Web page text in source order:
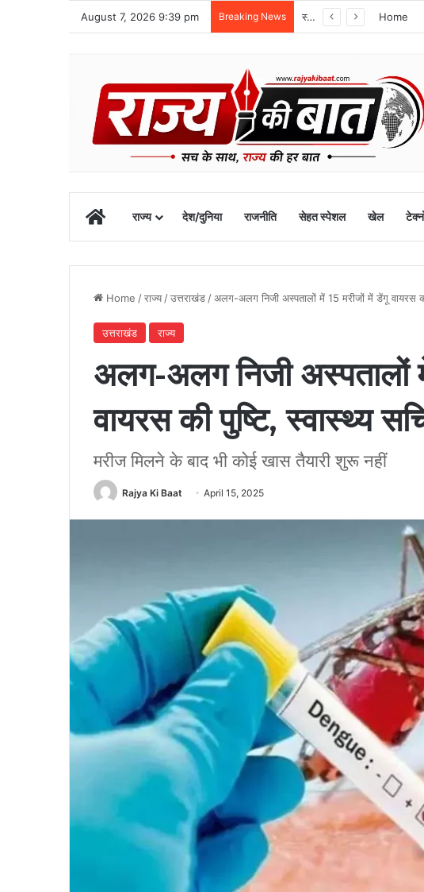
August 7, 2026 9:39 pm Breaking News स्वतंत्रता दिवस समारोह की तैयारियां तेज, डीएम ने की तैयारियों की समीक्षा Home
Homeराज्य देश/दुनिया राजनीति सेहत स्पेशल खेल
Home /राज्य /उत्तराखंड /अलग-अलग निजी अस्पतालों में 15 मरीजों में डेंगू वायरस की
उत्तराखंड राज्य
अलग-अलग निजी अस्पतालों
वायरस की पुष्टि, स्वास्थ्य
मरीज मिलने के बाद भी कोई खास तैयारी शुरू नहीं
Rajya Ki Baat April 15, 2025